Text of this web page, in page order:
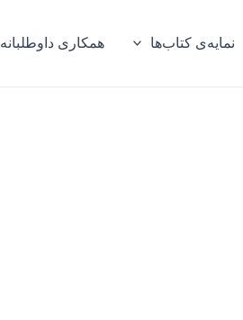
نمایه‌ی کتاب‌ها همکاری داوطلبانه